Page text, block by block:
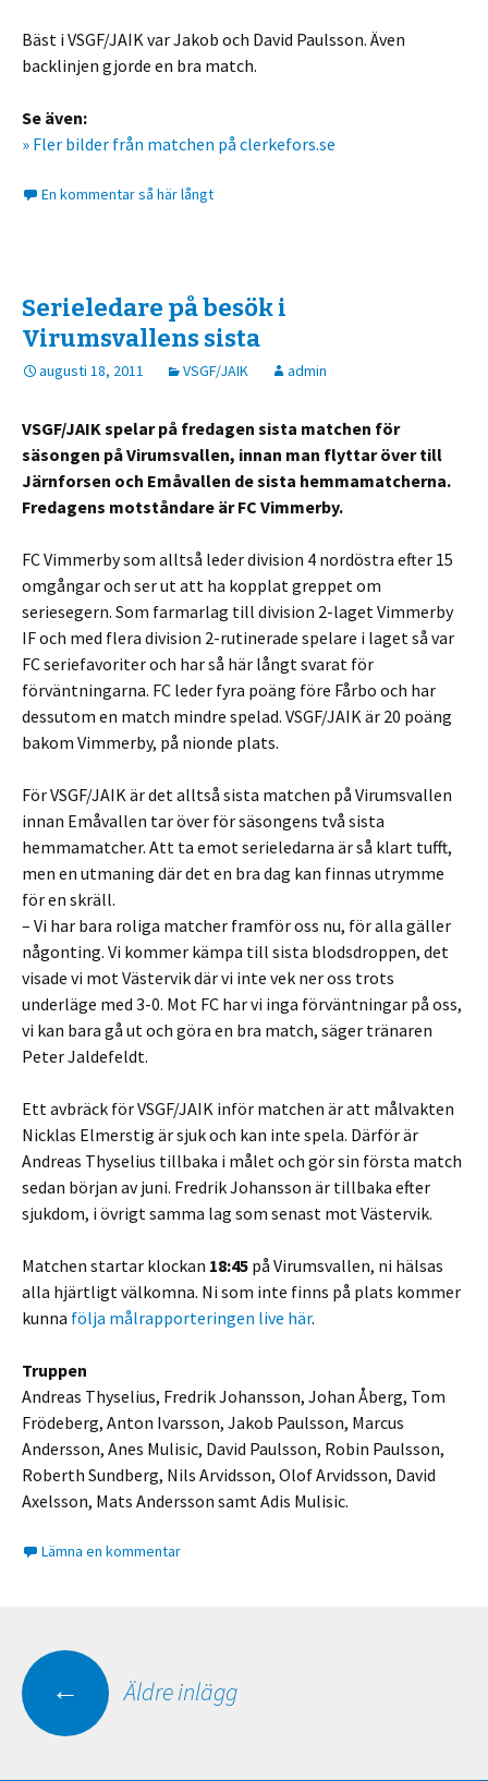
Bäst i VSGF/JAIK var Jakob och David Paulsson. Även
backlinjen gjorde en bra match.
Se även:
» Fler bilder från matchen på clerkefors.se
En kommentar så här långt
Serieledare på besök i
Virumsvallens sista
augusti 18, 2011 VSGF/JAIK admin
VSGF/JAIK spelar på fredagen sista matchen för
säsongen på Virumsvallen, innan man flyttar över till
Järnforsen och Emåvallen de sista hemmamatcherna.
Fredagens motståndare är FC Vimmerby.
FC Vimmerby som alltså leder division 4 nordöstra efter 15
omgångar och ser ut att ha kopplat greppet om
seriesegern. Som farmarlag till division 2-laget Vimmerby
IF och med flera division 2-rutinerade spelare i laget så var
FC seriefavoriter och har så här långt svarat för
förväntningarna. FC leder fyra poäng före Fårbo och har
dessutom en match mindre spelad. VSGF/JAIK är 20 poäng
bakom Vimmerby, på nionde plats.
För VSGF/JAIK är det alltså sista matchen på Virumsvallen
innan Emåvallen tar över för säsongens två sista
hemmamatcher. Att ta emot serieledarna är så klart tufft,
men en utmaning där det en bra dag kan finnas utrymme
för en skräll.
– Vi har bara roliga matcher framför oss nu, för alla gäller
någonting. Vi kommer kämpa till sista blodsdroppen, det
visade vi mot Västervik där vi inte vek ner oss trots
underläge med 3-0. Mot FC har vi inga förväntningar på oss,
vi kan bara gå ut och göra en bra match, säger tränaren
Peter Jaldefeldt.
Ett avbräck för VSGF/JAIK inför matchen är att målvakten
Nicklas Elmerstig är sjuk och kan inte spela. Därför är
Andreas Thyselius tillbaka i målet och gör sin första match
sedan början av juni. Fredrik Johansson är tillbaka efter
sjukdom, i övrigt samma lag som senast mot Västervik.
Matchen startar klockan 18:45 på Virumsvallen, ni hälsas
alla hjärtligt välkomna. Ni som inte finns på plats kommer
kunna följa målrapporteringen live här.
Truppen
Andreas Thyselius, Fredrik Johansson, Johan Åberg, Tom
Frödeberg, Anton Ivarsson, Jakob Paulsson, Marcus
Andersson, Anes Mulisic, David Paulsson, Robin Paulsson,
Roberth Sundberg, Nils Arvidsson, Olof Arvidsson, David
Axelsson, Mats Andersson samt Adis Mulisic.
Lämna en kommentar
Inläggsnavigering
← Äldre inlägg